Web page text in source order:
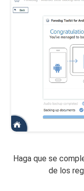
Haga que se
de los